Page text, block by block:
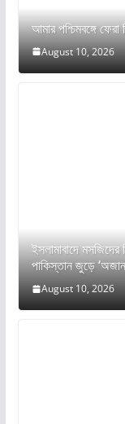
আমার পশ্চিমবঙ্গে
August 10, 2026
ইসলামাবাদে
পাকিস্তান জুড়ে
August 10, 2026